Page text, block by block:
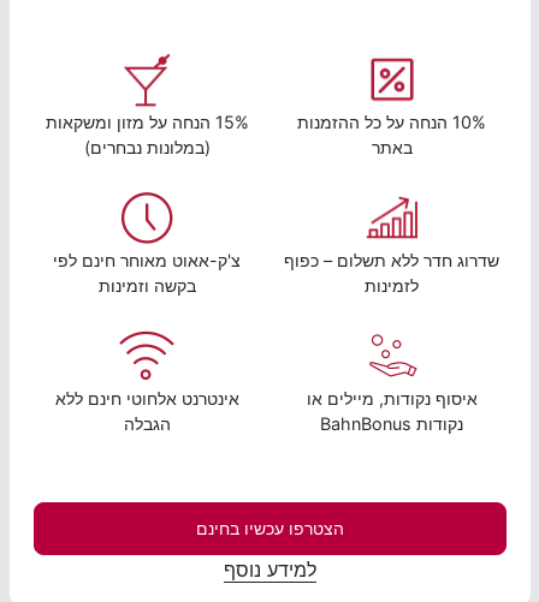
10% הנחה על כל ההזמנות
באתר
15% הנחה על מזון ומשקאות
(במלונות נבחרים)
שדרוג חדר ללא תשלום – כפוף
לזמינות
צ'ק-אאוט מאוחר חינם לפי
בקשה וזמינות
איסוף נקודות, מיילים או
נקודות BahnBonus
אינטרנט אלחוטי חינם ללא
הגבלה
הצטרפו עכשיו בחינם
למידע נוסף